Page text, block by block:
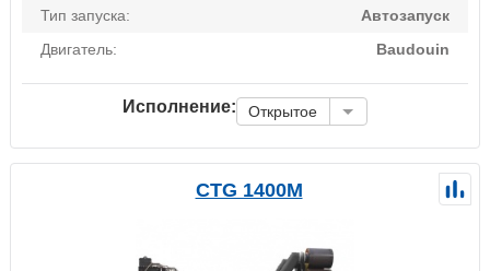
Тип запуска:
Автозапуск
Двигатель:
Baudouin
Исполнение: Открытое
CTG 1400M